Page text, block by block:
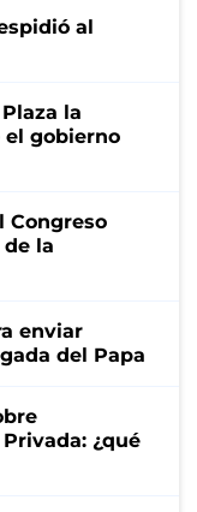
al
la
el gobierno
Congreso
la
enviar
del Papa
¿qué